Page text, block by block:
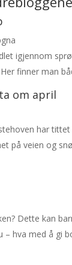
igjennom
finner man
om april
har
på veien og
Dette kan
– hva med å gi